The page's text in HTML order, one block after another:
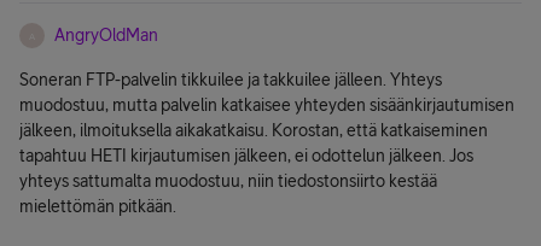
AngryOldMan
Soneran FTP-palvelin tikkuilee ja takkuilee jälleen. Yhteys
muodostuu, mutta palvelin katkaisee yhteyden sisäänkirjautumisen
jälkeen, ilmoituksella aikakatkaisu. Korostan, että katkaiseminen
tapahtuu HETI kirjautumisen jälkeen, ei odottelun jälkeen. Jos
yhteys sattumalta muodostuu, niin tiedostonsiirto kestää
mielettömän pitkään.